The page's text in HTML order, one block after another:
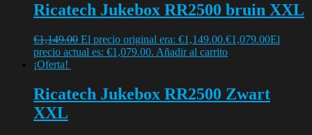
Ricatech Jukebox RR2500 bruin XXL
€1,149.00 El precio original era: €1,149.00.€1,079.00El
precio actual es: €1,079.00. Añadir al carrito
¡Oferta!
Ricatech Jukebox RR2500 Zwart
XXL